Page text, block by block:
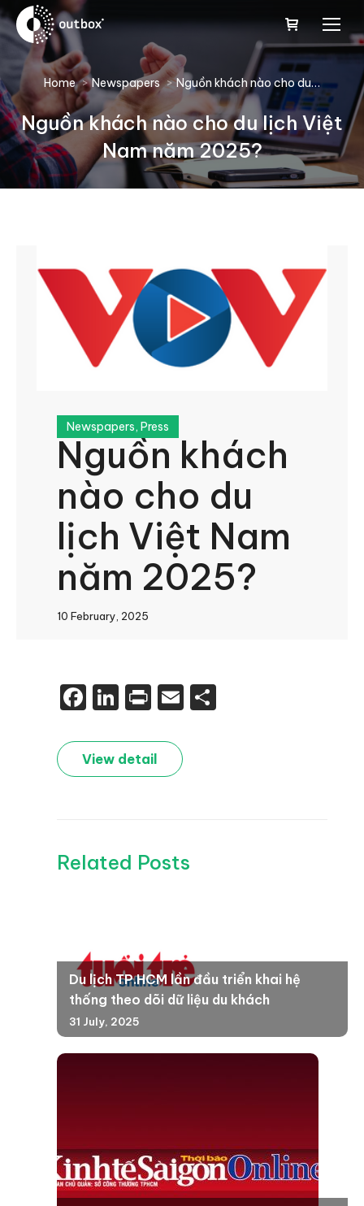
You are here:
Home Newspapers Nguồn khách nào cho du…
Nguồn khách nào cho du lịch Việt
Nam năm 2025?
Newspapers, Press
Nguồn khách
nào cho du
lịch Việt Nam
năm 2025?
10 February, 2025
Facebook
LinkedIn
PrintEmail
View detail
Related Posts
Du lịch TP.HCM lần đầu triển khai hệ
thống theo dõi dữ liệu du khách
31 July, 2025